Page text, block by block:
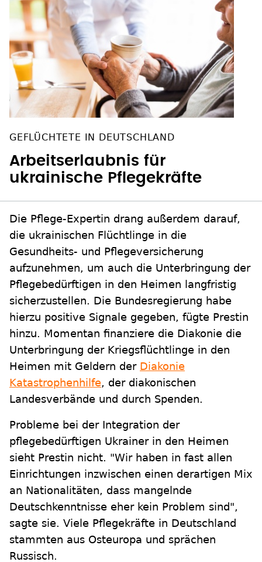
GEFLÜCHTETE IN DEUTSCHLAND
Arbeitserlaubnis für
ukrainische Pflegekräfte
Die Pflege-Expertin drang außerdem darauf,
die ukrainischen Flüchtlinge in die
Gesundheits- und Pflegeversicherung
aufzunehmen, um auch die Unterbringung der
Pflegebedürftigen in den Heimen langfristig
sicherzustellen. Die Bundesregierung habe
hierzu positive Signale gegeben, fügte Prestin
hinzu. Momentan finanziere die Diakonie die
Unterbringung der Kriegsflüchtlinge in den
Heimen mit Geldern der Diakonie
Katastrophenhilfe, der diakonischen
Landesverbände und durch Spenden.
Probleme bei der Integration der
pflegebedürftigen Ukrainer in den Heimen
sieht Prestin nicht. "Wir haben in fast allen
Einrichtungen inzwischen einen derartigen Mix
an Nationalitäten, dass mangelnde
Deutschkenntnisse eher kein Problem sind",
sagte sie. Viele Pflegekräfte in Deutschland
stammten aus Osteuropa und sprächen
Russisch.